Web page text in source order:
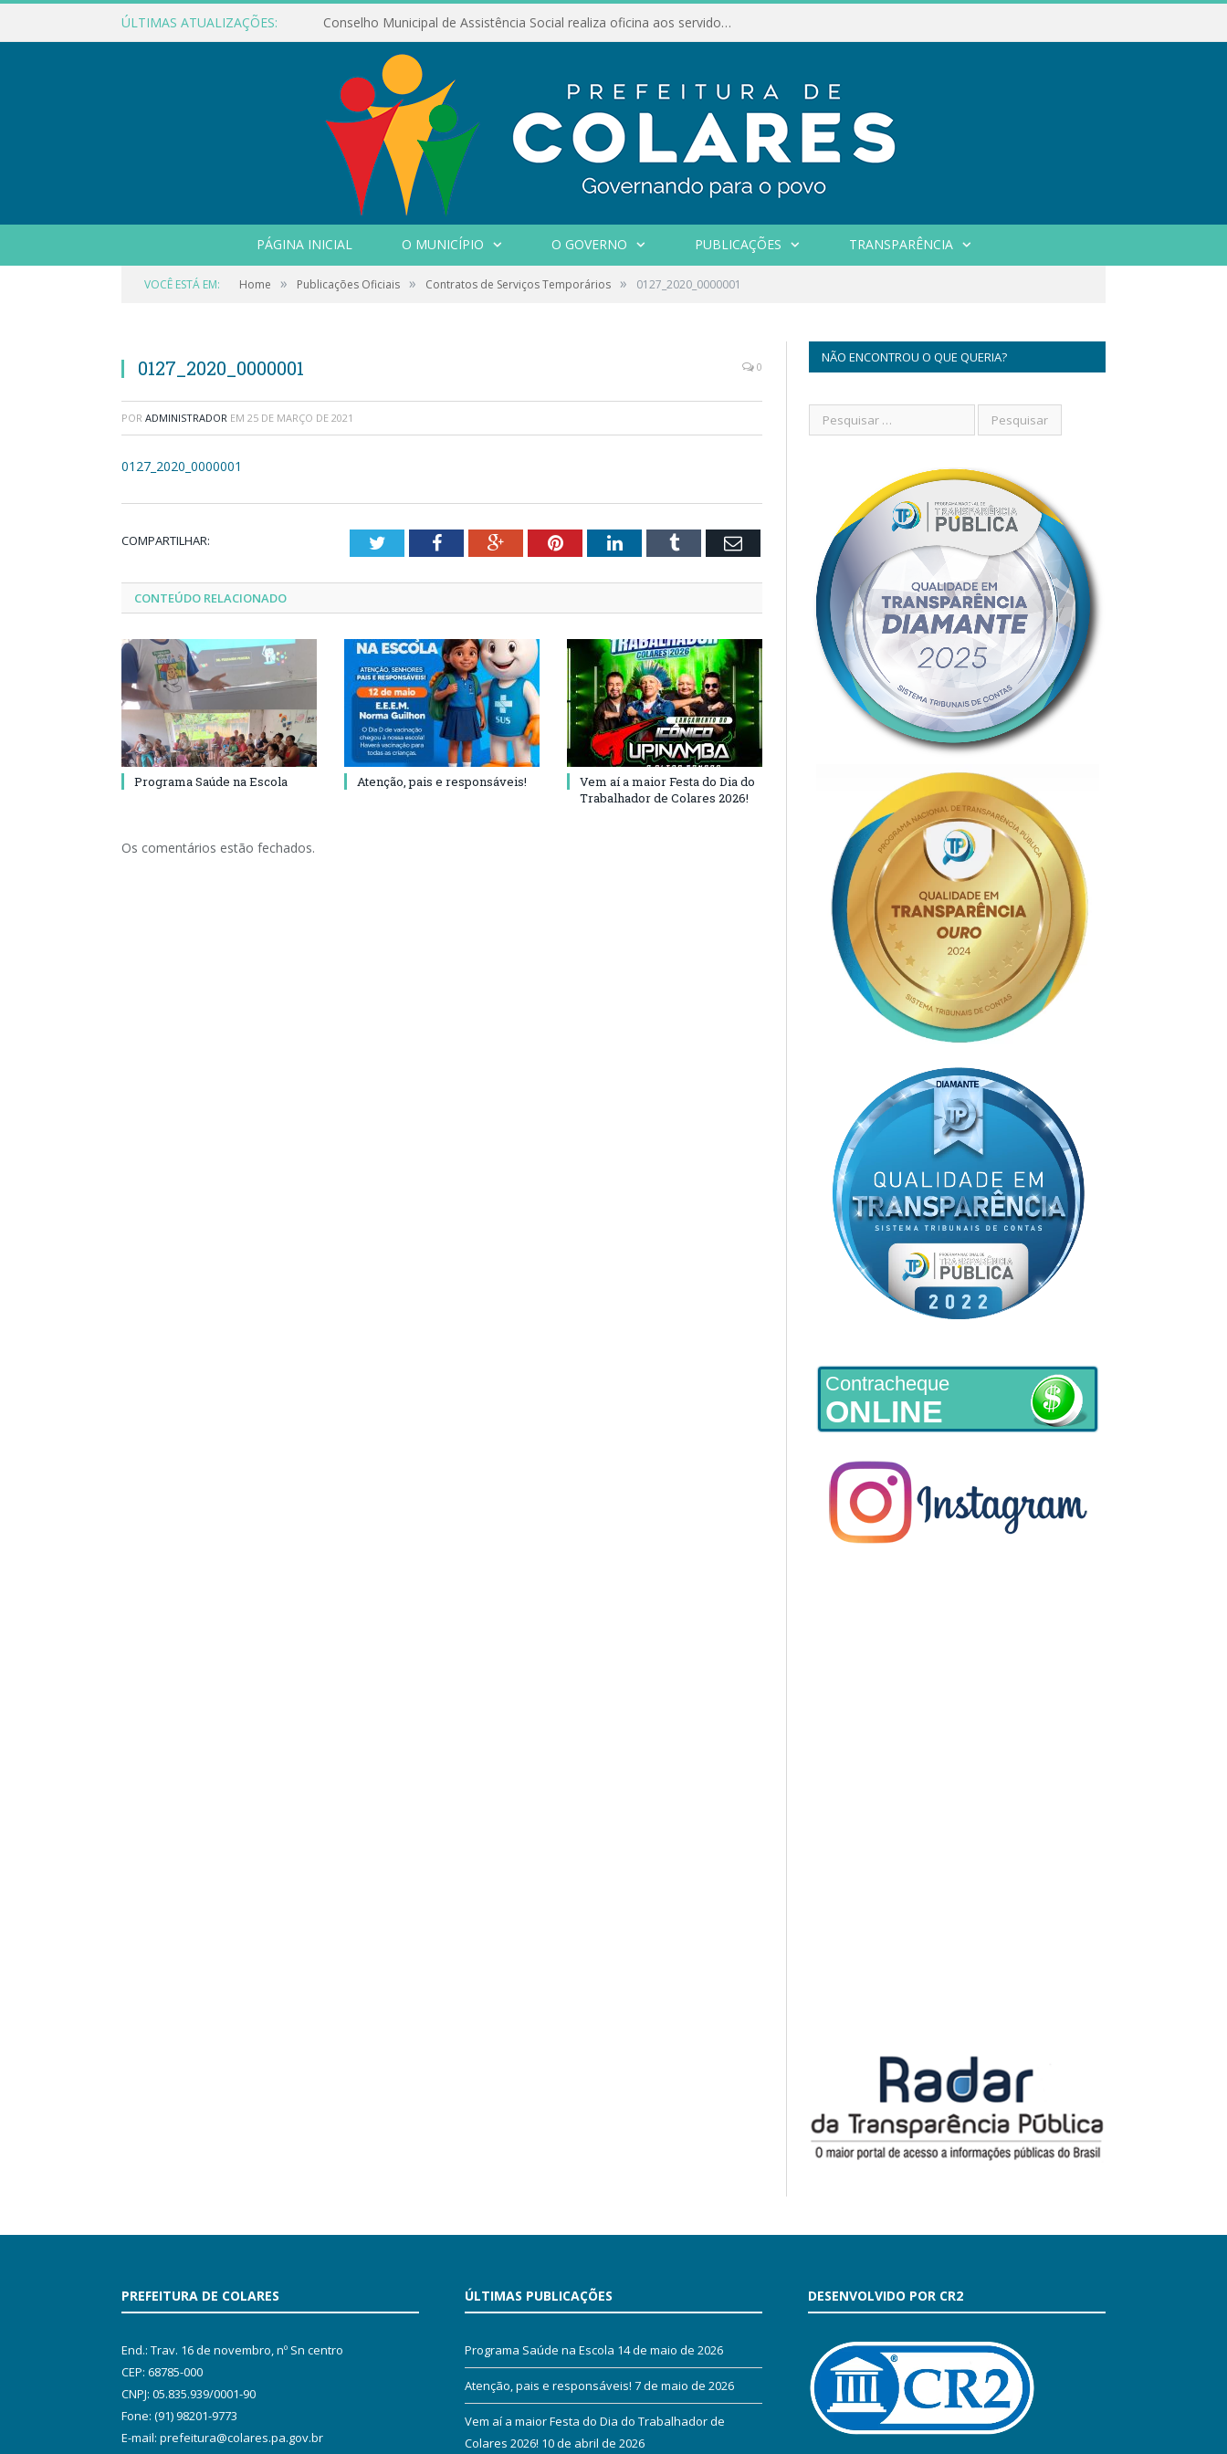
ÚLTIMAS ATUALIZAÇÕES: Conselho Municipal de Assistência Social realiza oficina aos servidores
PÁGINA INICIAL O MUNICÍPIO O GOVERNO PUBLICAÇÕES TRANSPARÊNCIA
VOCÊ ESTÁ EM: Home » Publicações Oficiais » Contratos de Serviços Temporários » 0127_2020_0000001
0127_2020_0000001 0
POR ADMINISTRADOR EM 25 DE MARÇO DE 2021
0127_2020_0000001
COMPARTILHAR: TwitterFacebookGoogle+PinterestLinkedInTumblr Email
CONTEÚDO RELACIONADO
Programa Saúde na Escola Atenção, pais e responsáveis!
Vem aí a maior Festa do Dia do
Trabalhador de Colares 2026!
Os comentários estão fechados.
NÃO ENCONTROU O QUE QUERIA?
Contracheque
ONLINE
PREFEITURA DE COLARES
End.: Trav. 16 de novembro, nº Sn centro
CEP: 68785-000
CNPJ: 05.835.939/0001-90
Fone: (91) 98201-9773
E-mail: prefeitura@colares.pa.gov.br
ÚLTIMAS PUBLICAÇÕES
Programa Saúde na Escola 14 de maio de 2026
Atenção, pais e responsáveis! 7 de maio de 2026
Vem aí a maior Festa do Dia do Trabalhador de
Colares 2026! 10 de abril de 2026
DESENVOLVIDO POR CR2